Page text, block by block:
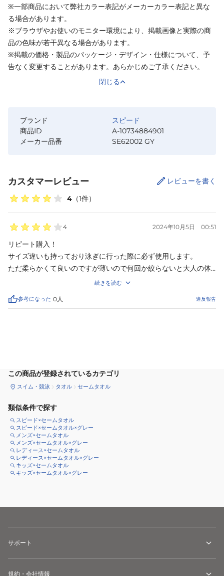
※一部商品において弊社カラー表記がメーカーカラー表記と異な
る場合があります。
※ブラウザやお使いのモニター環境により、掲載画像と実際の商
品の色味が若干異なる場合があります。
※掲載の価格・製品のパッケージ・デザイン・仕様について、予
告なく変更することがあります。あらかじめご了承ください。
閉じる
ブランド
スピード
商品ID
A-10734884901
メーカー品番
SE62002 GY
カスタマーレビュー
4 （1件）
レビューを書く
4 2024年10月5日 00:51
リピート購入！
サイズ違いも持っており泳ぎに行った際に必ず使用します。
ただ柔らかくて良いのですが薄いので何回か絞らないと大人の体
ろいちばんです。
続きを読む
参考になった 0人 違反報告
この商品が登録されているカテゴリ
スイム・競泳 タオル セームタオル
類似条件で探す
スピード×セームタオル
スピード×セームタオル×グレー
メンズ×セームタオル
メンズ×セームタオル×グレー
レディース×セームタオル
レディース×セームタオル×グレー
キッズ×セームタオル
キッズ×セームタオル×グレー
サポート
規約・会社情報